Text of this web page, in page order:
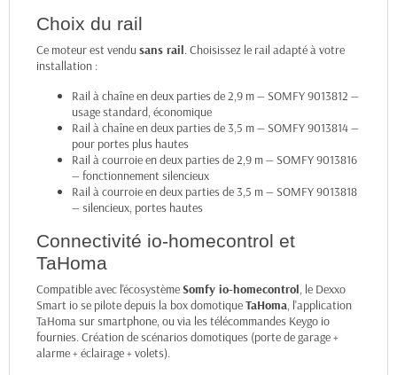
Choix du rail
Ce moteur est vendusans rail. Choisissez le rail adapté à votre
installation :
Rail à chaîne en deux parties de 2,9 m — SOMFY 9013812 —
usage standard, économique
Rail à chaîne en deux parties de 3,5 m — SOMFY 9013814—
pour portes plus hautes
Rail à courroie en deux parties de 2,9 m — SOMFY 9013816
— fonctionnement silencieux
Rail à courroie en deux parties de 3,5 m — SOMFY 9013818
— silencieux, portes hautes
Connectivité io-homecontrol et
TaHoma
Compatible avec l'écosystèmeSomfy io-homecontrol, le Dexxo
Smart io se pilote depuis la box domotiqueTaHoma, l'application
TaHoma sur smartphone, ou via les télécommandes Keygo io
fournies. Création de scénarios domotiques (porte de garage +
alarme + éclairage + volets).